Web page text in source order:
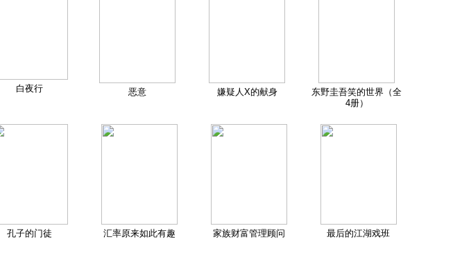
白夜行 恶意 嫌疑人X的献身
东野圭吾笑的世界（全
4册）
孔子的门徒 汇率原来如此有趣 家族财富管理顾问 最后的江湖戏班